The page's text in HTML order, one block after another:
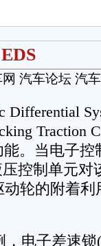
EDS
汽车论坛 汽
Traction
。当电子控
控制单元对
轮的附着
电子差速锁